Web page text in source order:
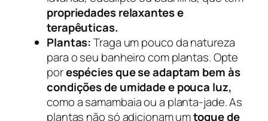
propriedades relaxantes e
terapêuticas.
Plantas:Traga um pouco da natureza
para o seu banheiro com plantas. Opte
porespécies que se adaptam bem às
condições de umidade e pouca luz,
como a samambaia ou a planta-jade. As
plantas não só adicionam umtoque de